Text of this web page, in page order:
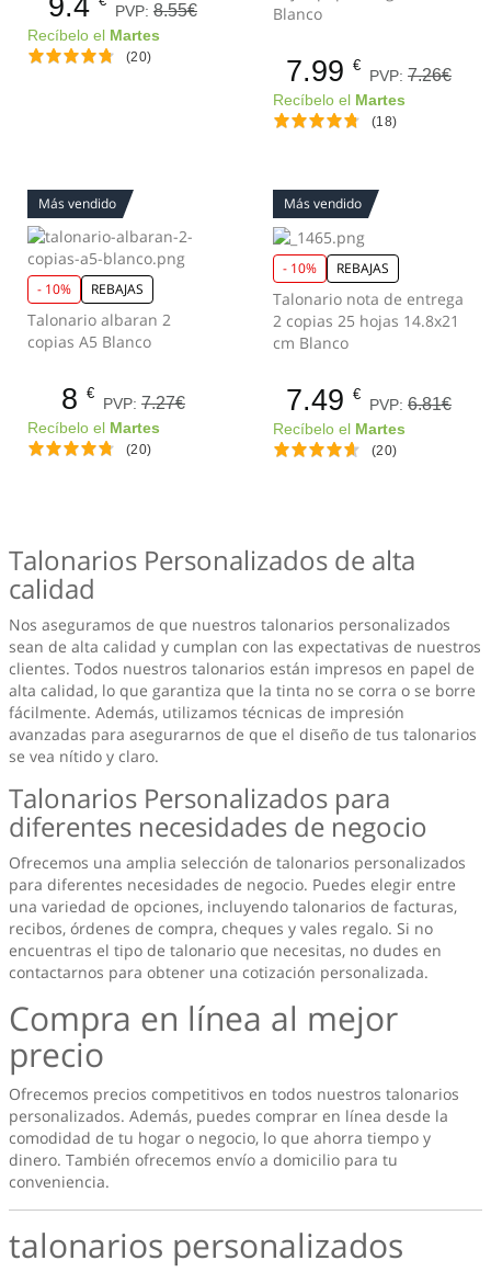
PVP: 8.55€
Recíbelo el Martes
(20)
Blanco
7.99 €
PVP: 7.26€
Recíbelo el Martes
(18)
Más vendido
- 10% REBAJAS
Talonario albaran 2
copias A5 Blanco
8 €
PVP: 7.27€
Recíbelo el Martes
(20)
Más vendido
- 10% REBAJAS
Talonario nota de entrega
2 copias 25 hojas 14.8x21
cm Blanco
7.49 €
PVP: 6.81€
Recíbelo el Martes
(20)
Talonarios Personalizados de alta
calidad
Nos aseguramos de que nuestros talonarios personalizados
sean de alta calidad y cumplan con las expectativas de nuestros
clientes. Todos nuestros talonarios están impresos en papel de
alta calidad, lo que garantiza que la tinta no se corra o se borre
fácilmente. Además, utilizamos técnicas de impresión
avanzadas para asegurarnos de que el diseño de tus talonarios
se vea nítido y claro.
Talonarios Personalizados para
diferentes necesidades de negocio
Ofrecemos una amplia selección de talonarios personalizados
para diferentes necesidades de negocio. Puedes elegir entre
una variedad de opciones, incluyendo talonarios de facturas,
recibos, órdenes de compra, cheques y vales regalo. Si no
encuentras el tipo de talonario que necesitas, no dudes en
contactarnos para obtener una cotización personalizada.
Compra en línea al mejor
precio
Ofrecemos precios competitivos en todos nuestros talonarios
personalizados. Además, puedes comprar en línea desde la
comodidad de tu hogar o negocio, lo que ahorra tiempo y
dinero. También ofrecemos envío a domicilio para tu
conveniencia.
talonarios personalizados